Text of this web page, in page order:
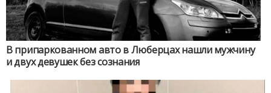
В припаркованном авто в Люберцах нашли мужчину
и двух девушек без сознания